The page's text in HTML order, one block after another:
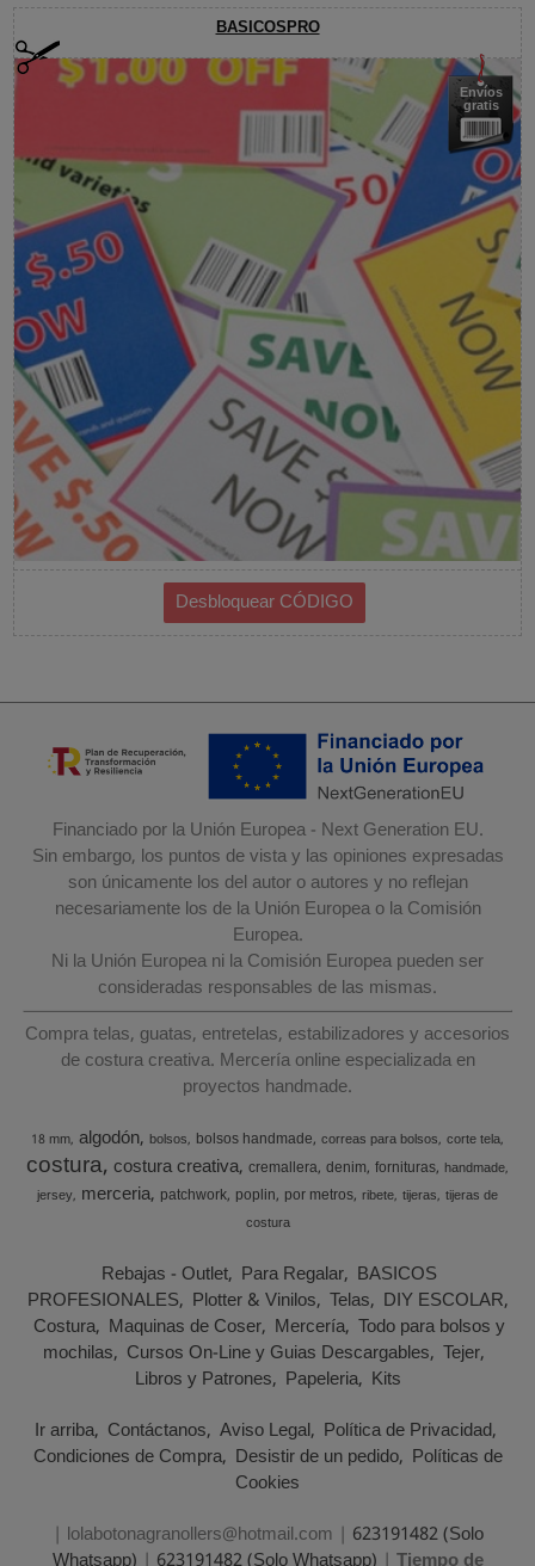
BASICOSPRO
Envíos
gratis
Financiado por la Unión Europea - Next Generation EU.
Sin embargo, los puntos de vista y las opiniones expresadas
son únicamente los del autor o autores y no reflejan
necesariamente los de la Unión Europea o la Comisión
Europea.
Ni la Unión Europea ni la Comisión Europea pueden ser
consideradas responsables de las mismas.
Compra telas, guatas, entretelas, estabilizadores y accesorios
de costura creativa. Mercería online especializada en
proyectos handmade.
18 mm algodón bolsos bolsos handmade correas para bolsos corte tela
costura costura creativa cremallera denim fornituras handmade
jersey merceria patchwork poplin por metros ribete tijeras tijeras de
costura
Rebajas - Outlet Para Regalar BASICOS
PROFESIONALES Plotter & Vinilos Telas DIY ESCOLAR
Costura Maquinas de Coser Mercería Todo para bolsos y
mochilas Cursos On-Line y Guias Descargables Tejer
Libros y Patrones Papeleria Kits
Ir arriba Contáctanos Aviso Legal Política de Privacidad
Condiciones de Compra Desistir de un pedido Políticas de
Cookies
| lolabotonagranollers@hotmail.com | 623191482 (Solo